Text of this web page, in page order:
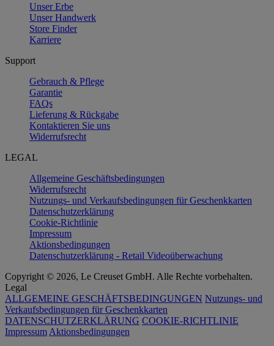
Unser Erbe
Unser Handwerk
Store Finder
Karriere
Support
Gebrauch & Pflege
Garantie
FAQs
Lieferung & Rückgabe
Kontaktieren Sie uns
Widerrufsrecht
LEGAL
Allgemeine Geschäftsbedingungen
Widerrufsrecht
Nutzungs- und Verkaufsbedingungen für Geschenkkarten
Datenschutzerklärung
Cookie-Richtlinie
Impressum
Aktionsbedingungen
Datenschutzerklärung - Retail Videoüberwachung
Copyright © 2026, Le Creuset GmbH. Alle Rechte vorbehalten.
Legal
ALLGEMEINE GESCHÄFTSBEDINGUNGEN Nutzungs- und
Verkaufsbedingungen für Geschenkkarten
DATENSCHUTZERKLÄRUNG COOKIE-RICHTLINIE
Impressum Aktionsbedingungen